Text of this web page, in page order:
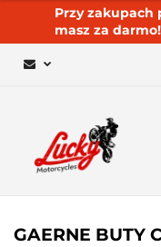
Przy zakupach
masz za darmo!
GAERNE BUTY